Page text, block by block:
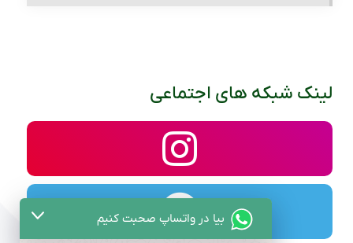
لینک شبکه های اجتماعی
بیا در واتساپ صحبت کنیم